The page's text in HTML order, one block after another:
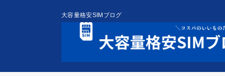
大容量格安SIMブログ